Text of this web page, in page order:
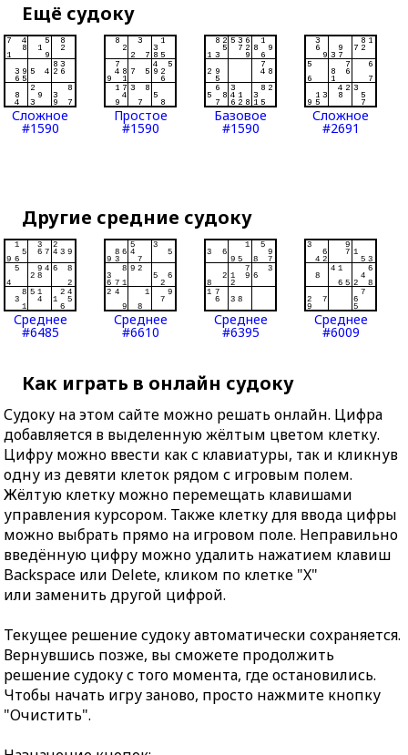
Ещё судоку
Сложное
#1590
Простое
#1590
Базовое
#1590
Сложное
#2691
Другие средние судоку
Среднее
#6485
Среднее
#6610
Среднее
#6395
Среднее
#6009
Как играть в онлайн судоку
Судоку на этом сайте можно решать онлайн. Цифра
добавляется в выделенную жёлтым цветом клетку.
Цифру можно ввести как с клавиатуры, так и кликнув
одну из девяти клеток рядом с игровым полем.
Жёлтую клетку можно перемещать клавишами
управления курсором. Также клетку для ввода цифры
можно выбрать прямо на игровом поле. Неправильно
введённую цифру можно удалить нажатием клавиш
Backspace или Delete, кликом по клетке "X"
или заменить другой цифрой.
Текущее решение судоку автоматически сохраняется.
Вернувшись позже, вы сможете продолжить
решение судоку с того момента, где остановились.
Чтобы начать игру заново, просто нажмите кнопку
"Очистить".